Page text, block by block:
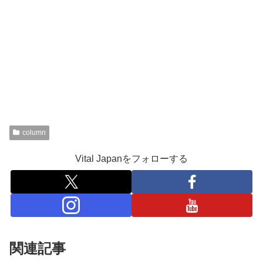
column
Vital Japanをフォローする
関連記事